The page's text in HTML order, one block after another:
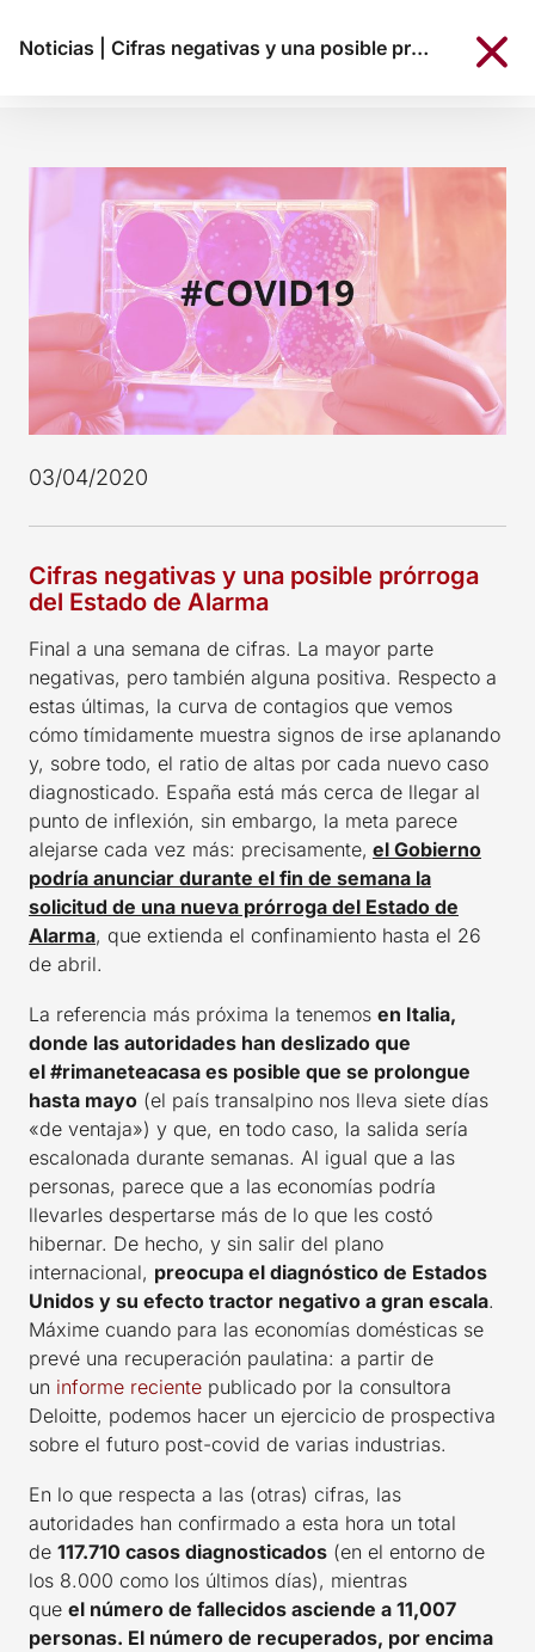
Noticias Cifras negativas y una posible prórroga del Estado de Alarma
03/04/2020
Cifras negativas y una posible prórroga
del Estado de Alarma
Final a una semana de cifras. La mayor parte
negativas, pero también alguna positiva. Respecto a
estas últimas, la curva de contagios que vemos
cómo tímidamente muestra signos de irse aplanando
y, sobre todo, el ratio de altas por cada nuevo caso
diagnosticado. España está más cerca de llegar al
punto de inflexión, sin embargo, la meta parece
alejarse cada vez más: precisamente, el Gobierno
podría anunciar durante el fin de semana la
solicitud de una nueva prórroga del Estado de
Alarma, que extienda el confinamiento hasta el 26
de abril.
La referencia más próxima la tenemos en Italia,
donde las autoridades han deslizado que
el #rimaneteacasa es posible que se prolongue
hasta mayo (el país transalpino nos lleva siete días
«de ventaja») y que, en todo caso, la salida sería
escalonada durante semanas. Al igual que a las
personas, parece que a las economías podría
llevarles despertarse más de lo que les costó
hibernar. De hecho, y sin salir del plano
internacional, preocupa el diagnóstico de Estados
Unidos y su efecto tractor negativo a gran escala.
Máxime cuando para las economías domésticas se
prevé una recuperación paulatina: a partir de
un informe reciente publicado por la consultora
Deloitte, podemos hacer un ejercicio de prospectiva
sobre el futuro post-covid de varias industrias.
En lo que respecta a las (otras) cifras, las
autoridades han confirmado a esta hora un total
de 117.710 casos diagnosticados (en el entorno de
los 8.000 como los últimos días), mientras
que el número de fallecidos asciende a 11,007
personas. El número de recuperados, por encima